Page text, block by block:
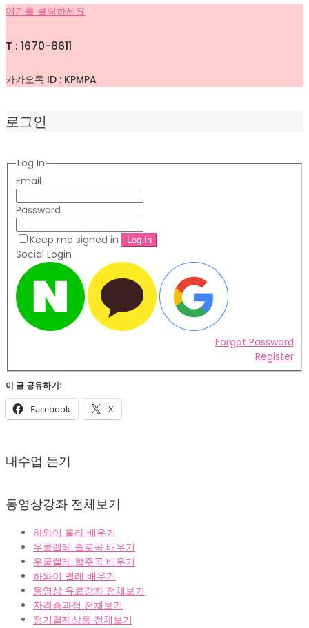
여기를 클릭하세요
T : 1670-8611
카카오톡 ID : KPMPA
로그인
Log In
Email
Password
Keep me signed in
Social Login
Forgot Password
Register
이 글 공유하기:
Facebook X
02-
내수업 듣기
동영상강좌 전체보기
하와이 훌라 배우기
우쿨렐레 솔로곡 배우기
우쿨렐레 합주곡 배우기
하와이 멜레 배우기
동영상 유료강좌 전체보기
자격증과정 전체보기
정기결제상품 전체보기